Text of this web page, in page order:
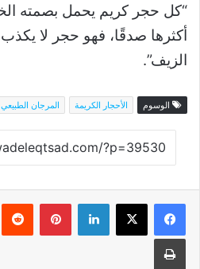
“كل حجر كريم يحمل بصمته
أكثرها صدقًا، فهو حجر لا
الزيف”.
الوسوم الأحجار الكريمة المرجان الطبيعي
فيسبوك‫X لينكدإن
طباعة